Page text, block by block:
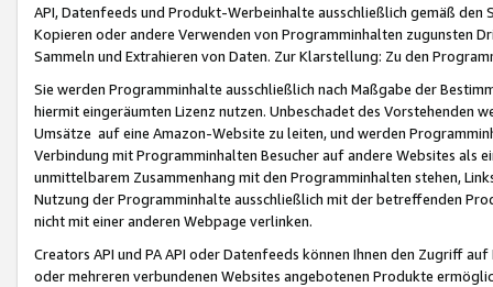
API, Datenfeeds und Produkt-Werbeinhalte ausschließlich gemäß
Kopieren oder andere Verwenden von Programminhalten zugunsten
Sammeln und Extrahieren von Daten. Zur Klarstellung: Zu den
Sie werden Programminhalte ausschließlich nach Maßgabe der
hiermit eingeräumten Lizenz nutzen. Unbeschadet des Vorstehenden
Umsätze auf eine Amazon-Website zu leiten, und werden
Verbindung mit Programminhalten Besucher auf andere Websites als
unmittelbarem Zusammenhang mit den Programminhalten stehen,
Nutzung der Programminhalte ausschließlich mit der betreffenden
nicht mit einer anderen Webpage verlinken.
Creators API und PA API oder Datenfeeds können Ihnen den Zugriff
oder mehreren verbundenen Websites angebotenen Produkte